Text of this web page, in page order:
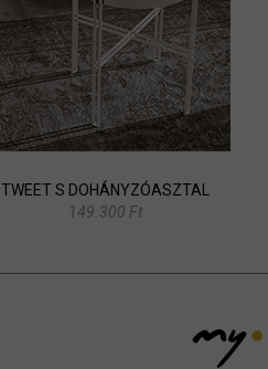
TWEET S DOHÁNYZÓASZTAL
149.300 Ft